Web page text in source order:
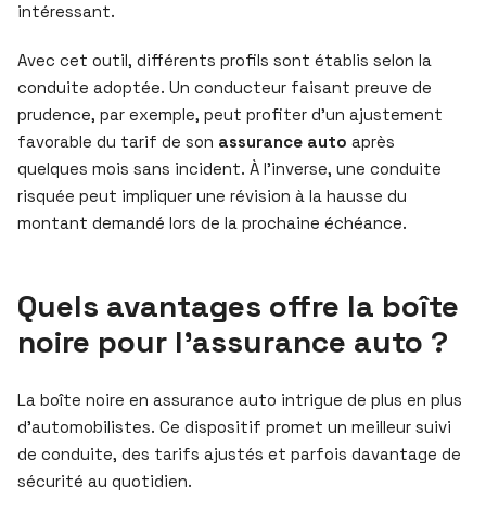
intéressant.
Avec cet outil, différents profils sont établis selon la
conduite adoptée. Un conducteur faisant preuve de
prudence, par exemple, peut profiter d’un ajustement
favorable du tarif de son assurance auto après
quelques mois sans incident. À l’inverse, une conduite
risquée peut impliquer une révision à la hausse du
montant demandé lors de la prochaine échéance.
Quels avantages offre la boîte
noire pour l’assurance auto ?
La boîte noire en assurance auto intrigue de plus en plus
d’automobilistes. Ce dispositif promet un meilleur suivi
de conduite, des tarifs ajustés et parfois davantage de
sécurité au quotidien.